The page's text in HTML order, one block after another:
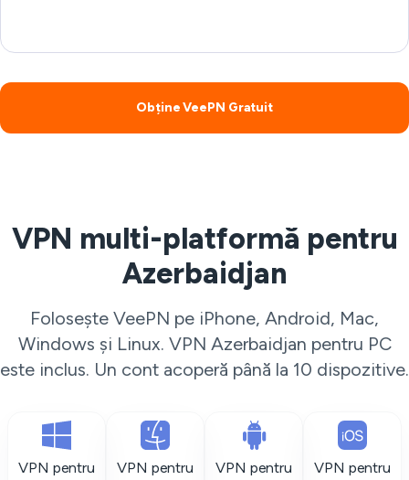
Obține VeePN Gratuit
VPN multi-platformă pentru
Azerbaidjan
Folosește VeePN pe iPhone, Android, Mac,
Windows și Linux. VPN Azerbaidjan pentru PC
este inclus. Un cont acoperă până la 10 dispozitive.
VPN pentru
VPN pentru
VPN pentru
VPN pentru